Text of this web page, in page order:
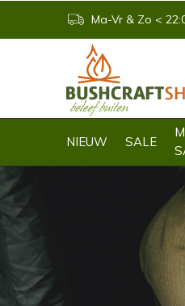
NIEUW SALE
Ma-Vr & Zo <